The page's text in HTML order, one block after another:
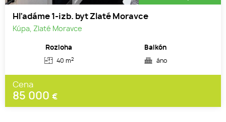
Hľadáme 1-izb. byt Zlaté Moravce
Kúpa, Zlaté Moravce
Rozloha
40 m2
Balkón
áno
Cena
85 000 €